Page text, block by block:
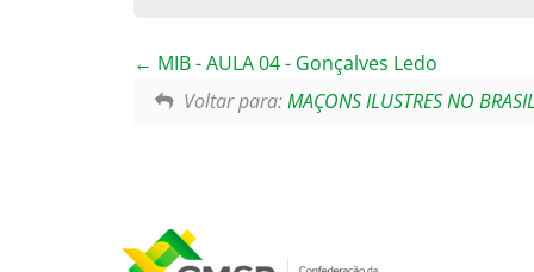
MIB - AULA 04 - Gonçalves Ledo
Voltar para:MAÇONS ILUSTRES NO